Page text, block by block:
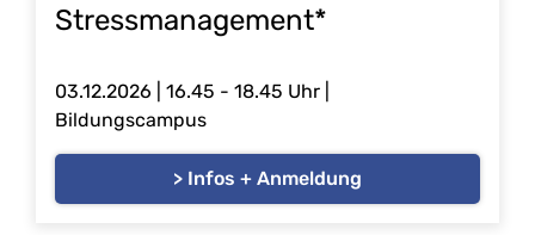
Stressmanagement*
03.12.2026 | 16.45 - 18.45 Uhr |
Bildungscampus
> Infos + Anmeldung